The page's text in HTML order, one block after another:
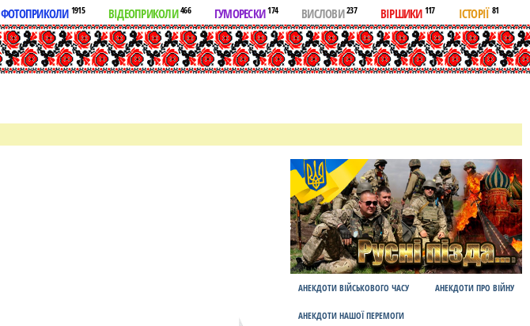
ФОТОПРИКОЛИ 1915 ВІДЕОПРИКОЛИ466 ГУМОРЕСКИ174 ВИСЛОВИ237 ВІРШИКИ 117 ІСТОРІЇ 81
АНЕКДОТИ ВІЙСЬКОВОГО ЧАСУ АНЕКДОТИ ПРО ВІЙНУ
АНЕКДОТИ НАШОЇ ПЕРЕМОГИ